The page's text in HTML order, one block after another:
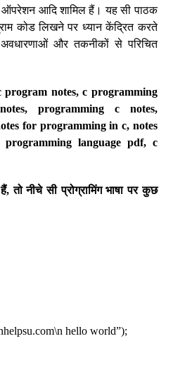
आदि शामिल हैं। यह सी पाठक
कोड लिखने पर ध्यान केंद्रित करते
और तकनीकों से परिचित
program notes, c programming
programming c notes,
for programming in c, notes
language pdf, c
तो नीचे सी प्रोग्रामिंग भाषा पर कुछ
hello world”);